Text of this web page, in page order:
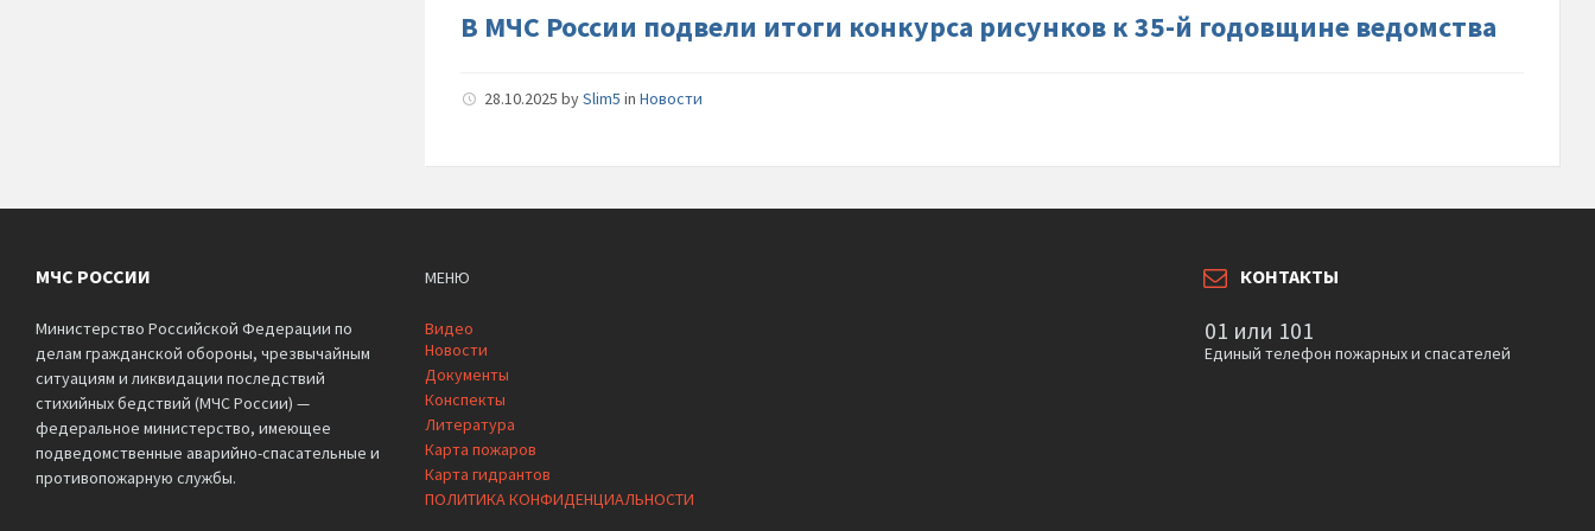
к-35-
В МЧС России подвели итоги конкурса рисунков к 35-й годовщине ведомства
28.10.2025bySlim5 inНовости
МЧС РОССИИ
Министерство Российской Федерации по
делам гражданской обороны, чрезвычайным
ситуациям и ликвидации последствий
стихийных бедствий (МЧС России) —
федеральное министерство, имеющее
подведомственные аварийно-спасательные и
противопожарную службы.
МЕНЮ
Видео
Новости
Документы
Конспекты
Литература
Карта пожаров
Карта гидрантов
ПОЛИТИКА КОНФИДЕНЦИАЛЬНОСТИ
КОНТАКТЫ
01 или 101
Единый телефон пожарных и спасателей